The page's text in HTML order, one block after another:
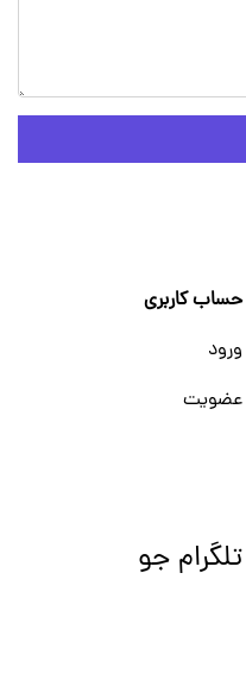
حساب کاربری
ورود
عضویت
تلگرام جو